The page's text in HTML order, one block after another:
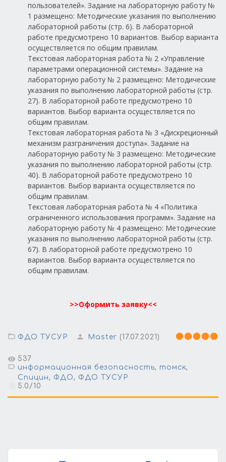
пользователей». Задание на лабораторную работу №
1 размещено: Методические указания по выполнению
лабораторной работы (стр. 6). В лабораторной
работе предусмотрено 10 вариантов. Выбор варианта
осуществляется по общим правилам.
Текстовая лабораторная работа № 2 «Управление
параметрами операционной системы». Задание на
лабораторную работу № 2 размещено: Методические
указания по выполнению лабораторной работы (стр.
27). В лабораторной работе предусмотрено 10
вариантов. Выбор варианта осуществляется по
общим правилам.
Текстовая лабораторная работа № 3 «Дискреционный
механизм разграничения доступа». Задание на
лабораторную работу № 3 размещено: Методические
указания по выполнению лабораторной работы (стр.
40). В лабораторной работе предусмотрено 10
вариантов. Выбор варианта осуществляется по
общим правилам.
Текстовая лабораторная работа № 4 «Политика
ограниченного использования программ». Задание на
лабораторную работу № 4 размещено: Методические
указания по выполнению лабораторной работы (стр.
67). В лабораторной работе предусмотрено 10
вариантов. Выбор варианта осуществляется по
общим правилам.
>>Оформить заявку<<
ФДО ТУСУР Master (17.07.2021)
537
информационная безопасность, томск,
Спицин, ФДО, ФДО ТУСУР
5.0 /10